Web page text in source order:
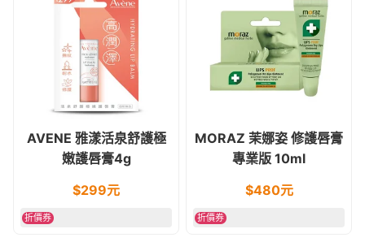
AVENE 雅漾活泉舒護極
嫩護唇膏4g
$299元
折價券
MORAZ 茉娜姿 修護唇膏
專業版 10ml
$480元
折價券